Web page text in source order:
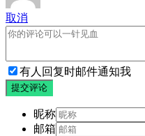
取消
有人回复时邮件通知我
提交评论
昵称
邮箱